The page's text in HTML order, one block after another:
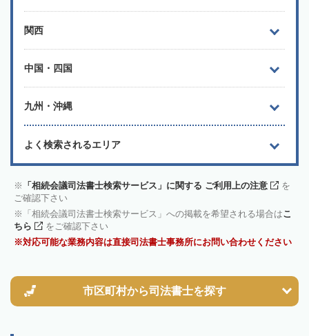
関西
中国・四国
九州・沖縄
よく検索されるエリア
「相続会議司法書士検索サービス」に関する ご利用上の注意
を
ご確認下さい
「相続会議司法書士検索サービス」への掲載を希望される場合はこ
ちら
をご確認下さい
対応可能な業務内容は直接司法書士事務所にお問い合わせください
市区町村から司法書士を探す